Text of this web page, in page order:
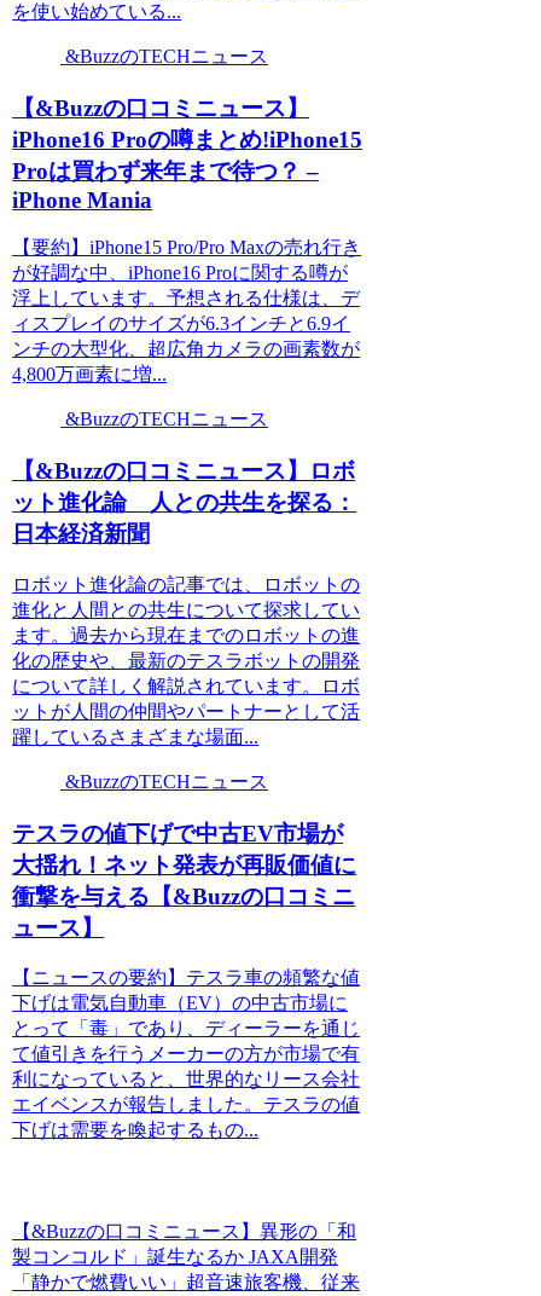
を使い始めている...
&BuzzのTECHニュース
【&Buzzの口コミニュース】
iPhone16 Proの噂まとめ!iPhone15
Proは買わず来年まで待つ？ –
iPhone Mania
【要約】iPhone15 Pro/Pro Maxの売れ行き
が好調な中、iPhone16 Proに関する噂が
浮上しています。予想される仕様は、デ
ィスプレイのサイズが6.3インチと6.9イ
ンチの大型化、超広角カメラの画素数が
4,800万画素に増...
&BuzzのTECHニュース
【&Buzzの口コミニュース】ロボ
ット進化論 人との共生を探る：
日本経済新聞
ロボット進化論の記事では、ロボットの
進化と人間との共生について探求してい
ます。過去から現在までのロボットの進
化の歴史や、最新のテスラボットの開発
について詳しく解説されています。ロボ
ットが人間の仲間やパートナーとして活
躍しているさまざまな場面...
&BuzzのTECHニュース
テスラの値下げで中古EV市場が
大揺れ！ネット発表が再販価値に
衝撃を与える【&Buzzの口コミニ
ュース】
【ニュースの要約】テスラ車の頻繁な値
下げは電気自動車（EV）の中古市場に
とって「毒」であり、ディーラーを通じ
て値引きを行うメーカーの方が市場で有
利になっていると、世界的なリース会社
エイベンスが報告しました。テスラの値
下げは需要を喚起するもの...
【&Buzzの口コミニュース】異形の「和
製コンコルド」誕生なるか JAXA開発
「静かで燃費いい」超音速旅客機、従来